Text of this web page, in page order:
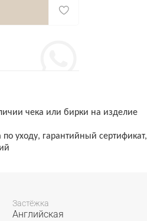
чека или бирки на изделие
уходу, гарантийный сертификат,
Застёжка
Английская